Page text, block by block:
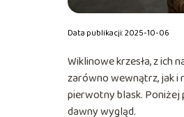
Data publikacji: 2025-10-06
Wiklinowe krzesła, z
zarówno wewnątrz, jak i
pierwotny blask. Poniżej
dawny wygląd.